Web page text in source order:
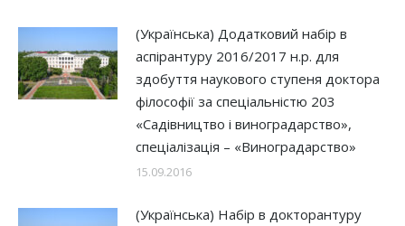
(Українська) Додатковий набір в
аспірантуру 2016/2017 н.р. для
здобуття наукового ступеня доктора
філософії за спеціальністю 203
«Садівництво і виноградарство»,
спеціалізація – «Виноградарство»
15.09.2016
(Українська) Набір в докторантуру